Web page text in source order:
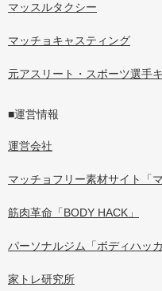
マッスルタクシー
マッチョキャスティング
元アスリート・スポーツ選手
■運営情報
運営会社
マッチョフリー素材サイト「
筋肉革命「BODY HACK」
パーソナルジム「ボディハッ
家トレ研究所